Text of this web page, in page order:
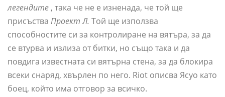
легендите , така че не е изненада, че той ще
присъства Проект Л. Той ще използва
способностите си за контролиране на вятъра, за да
се втурва и излиза от битки, но също така и да
повдига известната си вятърна стена, за да блокира
всеки снаряд, хвърлен по него. Riot описва Ясуо като
боец, който има отговор за всичко.